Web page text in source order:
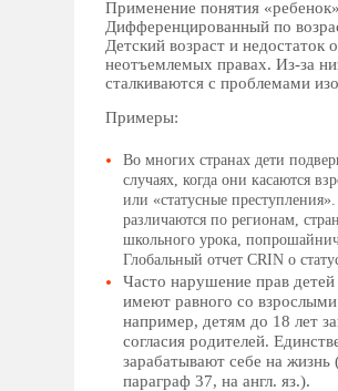
Применение понятия
Дифференцированный по
Детский возраст и недостаток
неотъемлемых правах. Из-за
сталкиваются с проблемами
Примеры:
Во многих странах дети
случаях, когда они касаются
или «статусные
различаются по регионам,
школьного урока,
Глобальный отчет CRIN о
Часто нарушение прав детей
имеют равного со
например, детям до 18 лет
согласия родителей.
зарабатывают себе на жизнь
параграф 37, на англ. яз.).